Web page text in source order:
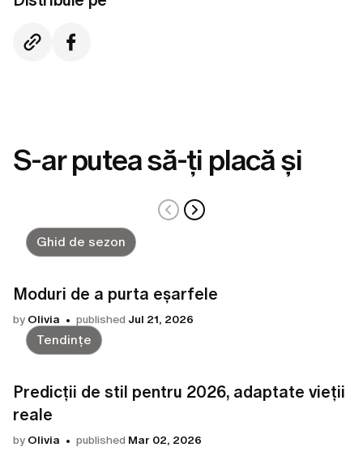
S-ar putea să-ți placă și
Ghid de sezon
Moduri de a purta eșarfele
by Olivia published Jul 21, 2026
Tendințe
Predicții de stil pentru 2026, adaptate vieții
reale
by Olivia published Mar 02, 2026